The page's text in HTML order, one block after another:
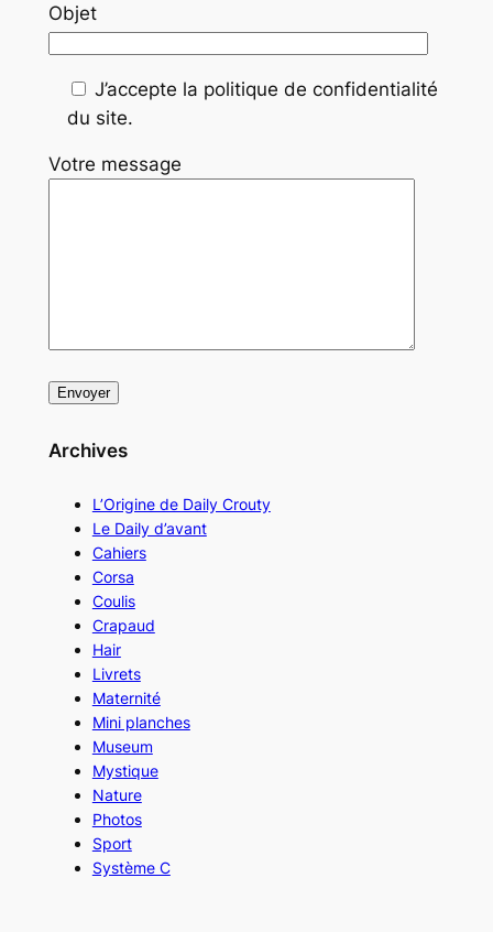
Objet
J’accepte la politique de confidentialité
du site.
Votre message
Archives
L’Origine de Daily Crouty
Le Daily d’avant
Cahiers
Corsa
Coulis
Crapaud
Hair
Livrets
Maternité
Mini planches
Museum
Mystique
Nature
Photos
Sport
Système C